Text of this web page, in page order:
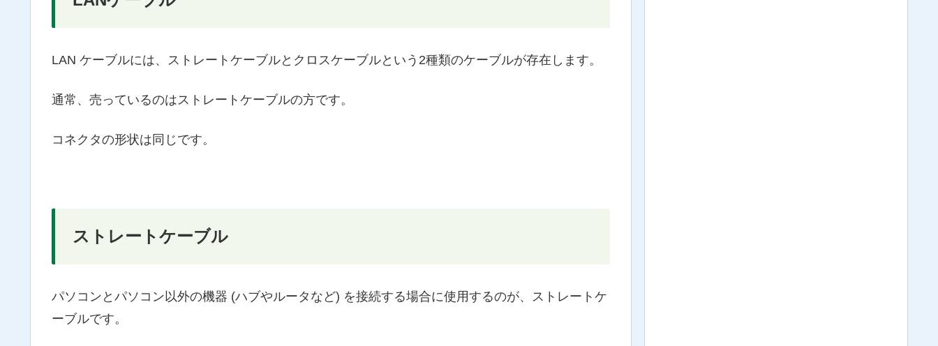
LAN ケーブルには、ストレートケーブルとクロスケーブルという2種類のケーブルが存在します。
通常、売っているのはストレートケーブルの方です。
コネクタの形状は同じです。
ストレートケーブル
パソコンとパソコン以外の機器 (ハブやルータなど) を接続する場合に使用するのが、ストレートケ
ーブルです。